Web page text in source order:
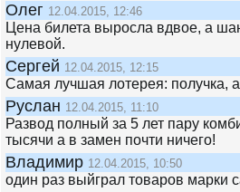
Олег 12.04.2015, 12:46
Цена билета выросла вдвое, а
нулевой.
Сергей 12.04.2015, 12:15
Самая лучшая лотерея: получка,
Руслан 12.04.2015, 11:10
Развод полный за 5 лет пару
тысячи а в замен почти ничего!
Владимир 12.04.2015, 10:50
один раз выйграл товаров марки